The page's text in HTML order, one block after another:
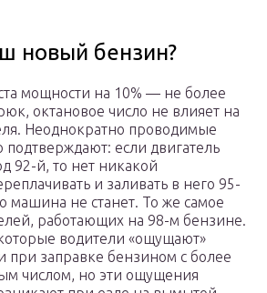
новый бензин?
мощности на 10% — не более
октановое число не влияет на
Неоднократно проводимые
подтверждают: если двигатель
92-й, то нет никакой
и заливать в него 95-
машина не станет. То же самое
работающих на 98-м бензине.
водители «ощущают»
при заправке бензином с более
числом, но эти ощущения